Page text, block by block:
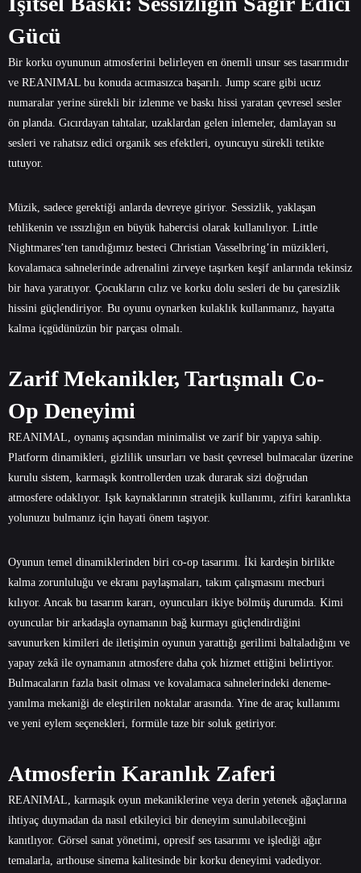
Gücü
Bir korku oyununun atmosferini belirleyen en önemli unsur ses tasarımıdır
ve REANIMAL bu konuda acımasızca başarılı. Jump scare gibi ucuz
numaralar yerine sürekli bir izlenme ve baskı hissi yaratan çevresel sesler
ön planda. Gıcırdayan tahtalar, uzaklardan gelen inlemeler, damlayan su
sesleri ve rahatsız edici organik ses efektleri, oyuncuyu sürekli tetikte
tutuyor.
Müzik, sadece gerektiği anlarda devreye giriyor. Sessizlik, yaklaşan
tehlikenin ve ıssızlığın en büyük habercisi olarak kullanılıyor. Little
Nightmares’ten tanıdığımız besteci Christian Vasselbring’in müzikleri,
kovalamaca sahnelerinde adrenalini zirveye taşırken keşif anlarında tekinsiz
bir hava yaratıyor. Çocukların cılız ve korku dolu sesleri de bu çaresizlik
hissini güçlendiriyor. Bu oyunu oynarken kulaklık kullanmanız, hayatta
kalma içgüdünüzün bir parçası olmalı.
Zarif Mekanikler, Tartışmalı Co-
Op Deneyimi
REANIMAL, oynanış açısından minimalist ve zarif bir yapıya sahip.
Platform dinamikleri, gizlilik unsurları ve basit çevresel bulmacalar üzerine
kurulu sistem, karmaşık kontrollerden uzak durarak sizi doğrudan
atmosfere odaklıyor. Işık kaynaklarının stratejik kullanımı, zifiri karanlıkta
yolunuzu bulmanız için hayati önem taşıyor.
Oyunun temel dinamiklerinden biri co-op tasarımı. İki kardeşin birlikte
kalma zorunluluğu ve ekranı paylaşmaları, takım çalışmasını mecburi
kılıyor. Ancak bu tasarım kararı, oyuncuları ikiye bölmüş durumda. Kimi
oyuncular bir arkadaşla oynamanın bağ kurmayı güçlendirdiğini
savunurken kimileri de iletişimin oyunun yarattığı gerilimi baltaladığını ve
yapay zekâ ile oynamanın atmosfere daha çok hizmet ettiğini belirtiyor.
Bulmacaların fazla basit olması ve kovalamaca sahnelerindeki deneme-
yanılma mekaniği de eleştirilen noktalar arasında. Yine de araç kullanımı
ve yeni eylem seçenekleri, formüle taze bir soluk getiriyor.
Atmosferin Karanlık Zaferi
REANIMAL, karmaşık oyun mekaniklerine veya derin yetenek ağaçlarına
ihtiyaç duymadan da nasıl etkileyici bir deneyim sunulabileceğini
kanıtlıyor. Görsel sanat yönetimi, opresif ses tasarımı ve işlediği ağır
temalarla, arthouse sinema kalitesinde bir korku deneyimi vadediyor.